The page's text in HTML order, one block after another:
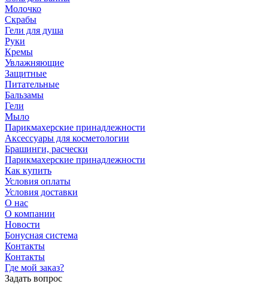
Молочко
Скрабы
Гели для душа
Руки
Кремы
Увлажняющие
Защитные
Питательные
Бальзамы
Гели
Мыло
Парикмахерские принадлежности
Аксессуары для косметологии
Брашинги, расчески
Парикмахерские принадлежности
Как купить
Условия оплаты
Условия доставки
О нас
О компании
Новости
Бонусная система
Контакты
Контакты
Где мой заказ?
Задать вопрос